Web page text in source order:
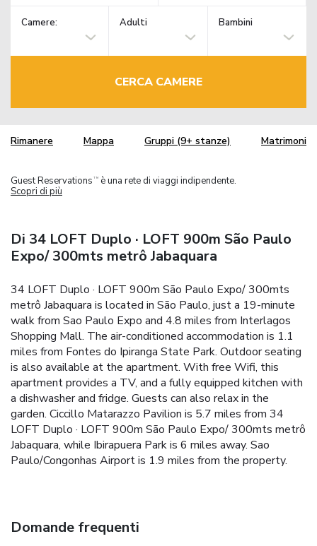
Camere: Adulti Bambini
CERCA CAMERE
Rimanere Mappa Gruppi (9+ stanze) Matrimoni
Guest Reservations TM
è una rete di viaggi indipendente.
Scopri di più
Di 34 LOFT Duplo · LOFT 900m São Paulo
Expo/ 300mts metrô Jabaquara
34 LOFT Duplo · LOFT 900m São Paulo Expo/ 300mts
metrô Jabaquara is located in São Paulo, just a 19-minute
walk from Sao Paulo Expo and 4.8 miles from Interlagos
Shopping Mall. The air-conditioned accommodation is 1.1
miles from Fontes do Ipiranga State Park. Outdoor seating
is also available at the apartment. With free Wifi, this
apartment provides a TV, and a fully equipped kitchen with
a dishwasher and fridge. Guests can also relax in the
garden. Ciccillo Matarazzo Pavilion is 5.7 miles from 34
LOFT Duplo · LOFT 900m São Paulo Expo/ 300mts metrô
Jabaquara, while Ibirapuera Park is 6 miles away. Sao
Paulo/Congonhas Airport is 1.9 miles from the property.
Domande frequenti